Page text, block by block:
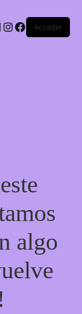
Instagram
FacebookAcceder
algo